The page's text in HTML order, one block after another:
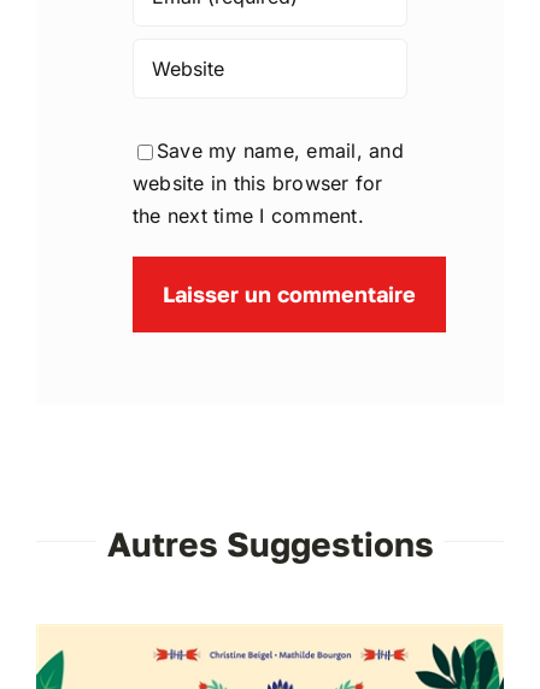
Save my name, email, and
website in this browser for
the next time I comment.
Autres Suggestions